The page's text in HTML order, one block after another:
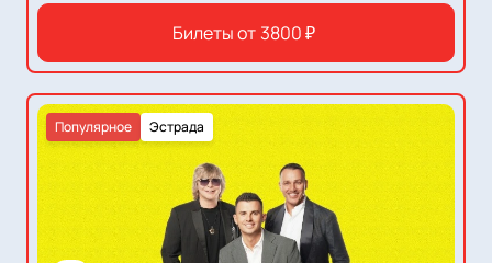
Билеты от 3800₽
Эстрада
Популярное